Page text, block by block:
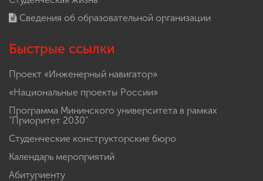
Сведения об образовательной организации
Быстрые ссылки
Проект «Инженерный навигатор»
«Национальные проекты России»
Программа Мининского университета в рамках
"Приоритет 2030"
Студенческие конструкторские бюро
Календарь мероприятий
Абитуриенту